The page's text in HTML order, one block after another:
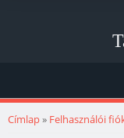
Jelenlegi hely
Címlap» Felhasználói